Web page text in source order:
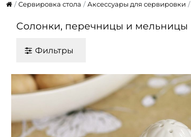
Сервировка стола Аксессуары для сервировки
Солонки, перечницы и мельницы
Фильтры